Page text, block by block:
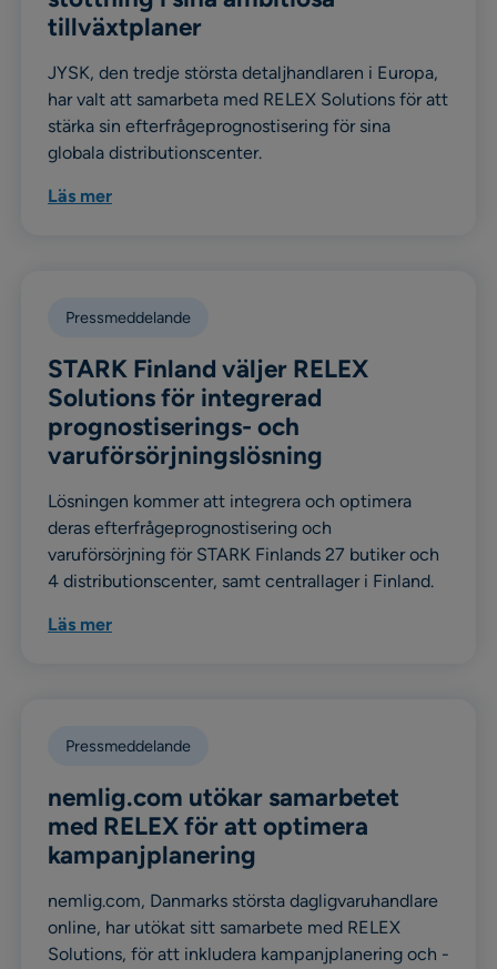
tillväxtplaner
JYSK, den tredje största detaljhandlaren i Europa,
har valt att samarbeta med RELEX Solutions för att
stärka sin efterfrågeprognostisering för sina
globala distributionscenter.
Läs mer
Pressmeddelande
STARK Finland väljer RELEX
Solutions för integrerad
prognostiserings- och
varuförsörjningslösning
Lösningen kommer att integrera och optimera
deras efterfrågeprognostisering och
varuförsörjning för STARK Finlands 27 butiker och
4 distributionscenter, samt centrallager i Finland.
Läs mer
Pressmeddelande
nemlig.com utökar samarbetet
med RELEX för att optimera
kampanjplanering
nemlig.com, Danmarks största dagligvaruhandlare
online, har utökat sitt samarbete med RELEX
Solutions, för att inkludera kampanjplanering och -